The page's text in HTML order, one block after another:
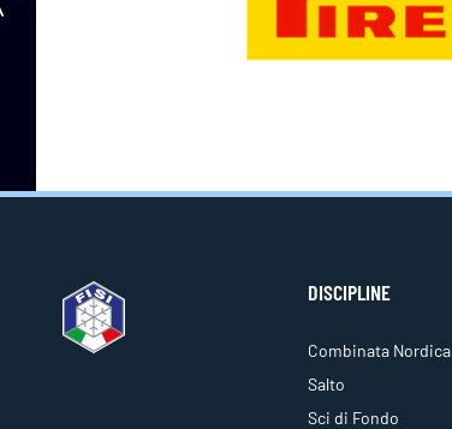
DISCIPLINE
Combinata Nordica
Salto
Sci di Fondo